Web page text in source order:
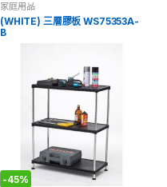
家庭用品
(WHITE) 三層膠板 WS75353A-
B
-45%